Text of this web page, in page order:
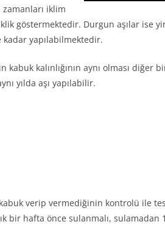
iklim
göstermektedir. Durgun aşılar ise
kadar yapılabilmektedir.
kalınlığının aynı olması diğer
yılda aşı yapılabilir.
kabuk verip vermediğinin kontrolü ile
bir hafta önce sulanmalı, sulamadan